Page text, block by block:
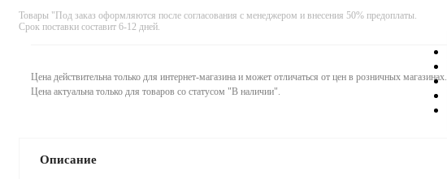
Товары "Под заказ оформляются после согласования с менеджером и внесения 50% предоплаты.
Срок поставки составит 6-12 дней.
Цена действительна только для интернет-магазина и может отличаться от цен в розничных магазинах.
Цена актуальна только для товаров со статусом "В наличии".
Описание